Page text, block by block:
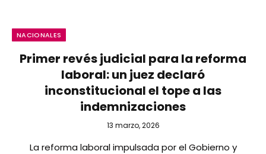
NACIONALES
Primer revés judicial para la reforma
laboral: un juez declaró
inconstitucional el tope a las
indemnizaciones
13 marzo, 2026
La reforma laboral impulsada por el Gobierno y